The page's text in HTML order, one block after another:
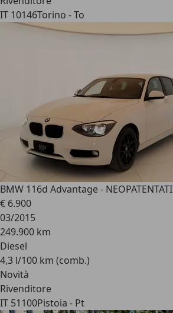
IT 10146Torino - To
BMW 116d Advantage - NEOPATENTATI
€ 6.900
03/2015
249.900 km
Diesel
4,3 l/100 km (comb.)
Novità
Rivenditore
IT 51100Pistoia - Pt